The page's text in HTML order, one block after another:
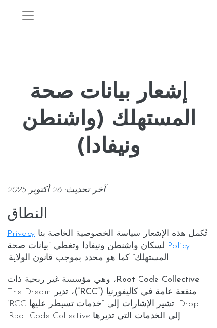
إشعار بيانات صحة
المستهلك (واشنطن
ونيفادا)
آخر تحديث: 26 أكتوبر 2025
النطاق
تُكمل هذه الإشعار سياسة الخصوصية الخاصة بنا Privacy
Policy لسكان واشنطن ونيفادا وتغطي “بيانات صحة
المستهلك” كما هو محدد بموجب قانون الولاية.
Root Code Collective، وهي مؤسسة غير ربحية ذات
منفعة عامة في كاليفورنيا (“RCC”)
، تدير The Dream
Drop. تشير الإشارات إلى “خدمات تسيطر عليها RCC”
إلى الخدمات التي تديرها Root Code Collective.